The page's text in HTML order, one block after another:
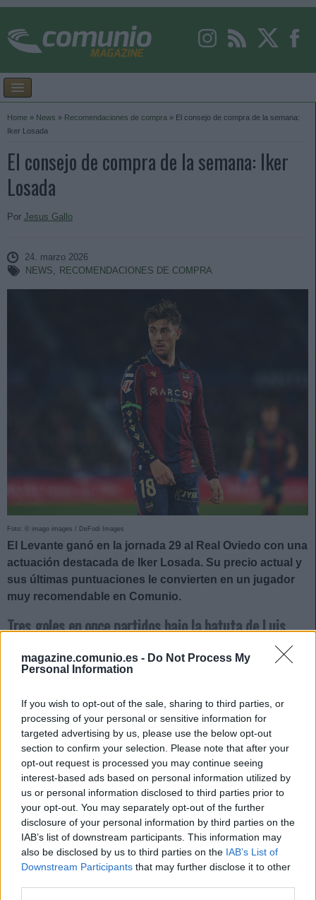
magazine.comunio.es - Do Not Process My
Personal Information
If you wish to opt-out of the sale, sharing to third parties, or
processing of your personal or sensitive information for
targeted advertising by us, please use the below opt-out
section to confirm your selection. Please note that after your
opt-out request is processed you may continue seeing
interest-based ads based on personal information utilized by
us or personal information disclosed to third parties prior to
your opt-out. You may separately opt-out of the further
disclosure of your personal information by third parties on the
IAB’s list of downstream participants. This information may
also be disclosed by us to third parties on the IAB’s List of
Downstream Participants that may further disclose it to other
Home » News » Recomendaciones de compra » El consejo de compra de la semana:
Iker Losada
El consejo de compra de la semana: Iker
Losada
Por Jesus Gallo
24. marzo 2026
NEWS, RECOMENDACIONES DE COMPRA
Foto: © imago images / DeFodi Images
El Levante ganó en la jornada 29 al Real Oviedo con una
actuación destacada de Iker Losada. Su precio actual y
sus últimas puntuaciones le convierten en un jugador
muy recomendable en Comunio.
Tres goles en once partidos bajo la batuta de Luis
granotas están ahora a 3 puntos de la permanencia gracias
a un triunfo en el que volvió a destacar Carlos Espí, pero
también otros futbolistas como Iker Losada.
El jugador cedido por el Real Betis repitió titularidad por
segunda jornada consecutiva ante los carbayones y, en los
61 minutos que estuvo sobre el césped del Ciutat de
Valencia (fue sustituido tras una conmoción), marcó un gol y
obtuvo un 7,5 en Sofascore y 12 puntos Comunio.
Luis Castro está confiando bastante en el futbolista gallego,
dándole un rol importante como interior o mediapunta.